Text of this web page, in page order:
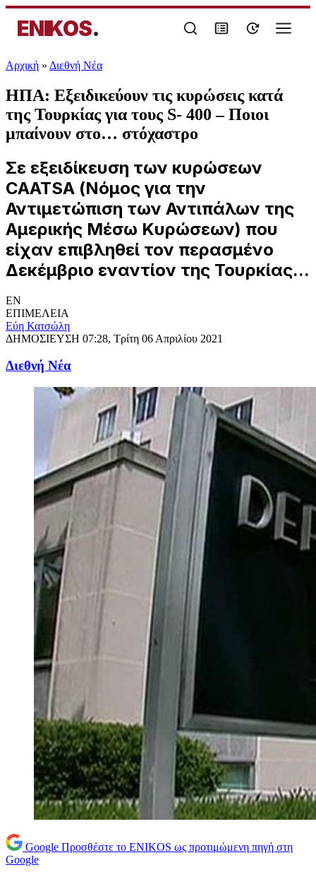
ENIKOS.
Αρχική » Διεθνή Νέα
ΗΠΑ: Εξειδικεύουν τις κυρώσεις κατά
της Τουρκίας για τους S- 400 – Ποιοι
μπαίνουν στο… στόχαστρο
Σε εξειδίκευση των κυρώσεων
CAATSA (Νόμος για την
Αντιμετώπιση των Αντιπάλων της
Αμερικής Μέσω Κυρώσεων) που
είχαν επιβληθεί τον περασμένο
Δεκέμβριο εναντίον της Τουρκίας...
EN
ΕΠΙΜΕΛΕΙΑ
Εύη Κατσώλη
ΔΗΜΟΣΙΕΥΣΗ 07:28, Τρίτη 06 Απριλίου 2021
Διεθνή Νέα
Google Προσθέστε το ENIKOS ως προτιμώμενη πηγή στη
Google